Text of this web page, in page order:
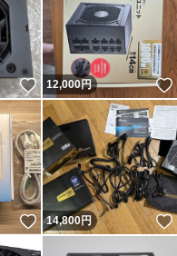
いいね！
12,000円
いいね！
14,800円